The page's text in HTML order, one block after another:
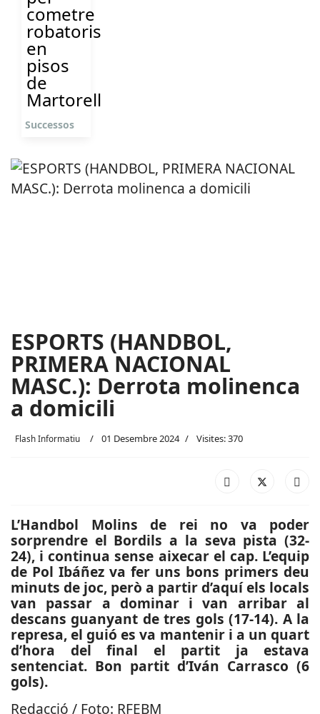
cometre
robatoris
en
pisos
de
Martorell
Successos
ESPORTS (HANDBOL,
PRIMERA NACIONAL
MASC.): Derrota molinenca
a domicili
Flash Informatiu 01 Desembre 2024 Visites: 370
L’Handbol Molins de rei no va poder
sorprendre el Bordils a la seva pista (32-
24), i continua sense aixecar el cap. L’equip
de Pol Ibáñez va fer uns bons primers deu
minuts de joc, però a partir d’aquí els locals
van passar a dominar i van arribar al
descans guanyant de tres gols (17-14). A la
represa, el guió es va mantenir i a un quart
d’hora del final el partit ja estava
sentenciat. Bon partit d’Iván Carrasco (6
gols).
Redacció / Foto: RFEBM